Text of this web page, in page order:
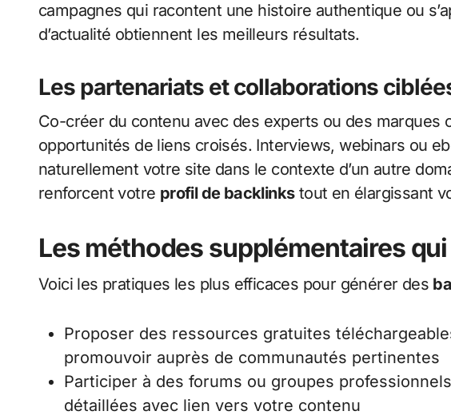
campagnes qui racontent une histoire authentique ou
d’actualité obtiennent les meilleurs résultats.
Les partenariats et collaborations
Co-créer du contenu avec des experts ou des marques
opportunités de liens croisés. Interviews, webinars ou
naturellement votre site dans le contexte d’un autre
renforcent votre profil de backlinkstout en élargissant
Les méthodes supplémentaires
Voici les pratiques les plus efficaces pour générer des
Proposer des ressources gratuites
promouvoir auprès de communautés pertinentes
Participer à des forums ou groupes
détaillées avec lien vers votre contenu